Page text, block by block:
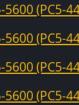
(PC5-
(PC5-
(PC5-
(PC5-